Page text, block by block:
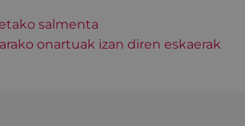
salmenta
onartuak izan diren eskaerak